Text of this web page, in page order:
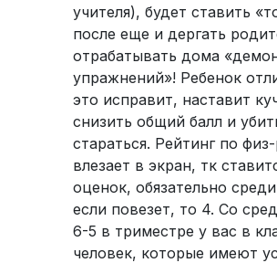
учителя), будет ставить
после еще и дергать
отрабатывать дома
упражнений»! Ребенок
это исправит, наставит
снизить общий балл и
стараться. Рейтинг по
влезает в экран, тк
оценок, обязательно
если повезет, то 4. Со
6-5 в триместре у вас в
человек, которые имеют